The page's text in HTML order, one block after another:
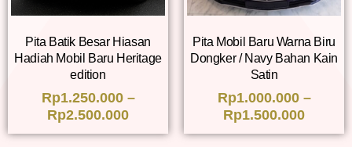
Pita Batik Besar Hiasan
Hadiah Mobil Baru Heritage
edition
Rp1.250.000 –
Rp2.500.000
Pita Mobil Baru Warna Biru
Dongker / Navy Bahan Kain
Satin
Rp1.000.000 –
Rp1.500.000